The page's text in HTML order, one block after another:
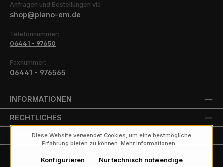
Anfragen und Bestellungen via
shop@plano-em.de
Telefonnummer:
06441 - 97650
Faxnummer:
06441 - 976565
INFORMATIONEN
RECHTLICHES
UNSERE PARTNER
Diese Website verwendet Cookies, um eine bestmögliche
Erfahrung bieten zu können. Mehr Informationen ...
Nur technisch notwendige
Konfigurieren